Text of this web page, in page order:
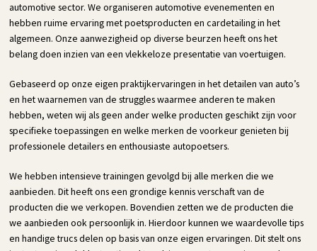
automotive sector. We organiseren automotive evenementen en
hebben ruime ervaring met poetsproducten en cardetailing in het
algemeen. Onze aanwezigheid op diverse beurzen heeft ons het
belang doen inzien van een vlekkeloze presentatie van voertuigen.
Gebaseerd op onze eigen praktijkervaringen in het detailen van auto’s
en het waarnemen van de struggles waarmee anderen te maken
hebben, weten wij als geen ander welke producten geschikt zijn voor
specifieke toepassingen en welke merken de voorkeur genieten bij
professionele detailers en enthousiaste autopoetsers.
We hebben intensieve trainingen gevolgd bij alle merken die we
aanbieden. Dit heeft ons een grondige kennis verschaft van de
producten die we verkopen. Bovendien zetten we de producten die
we aanbieden ook persoonlijk in. Hierdoor kunnen we waardevolle tips
en handige trucs delen op basis van onze eigen ervaringen. Dit stelt ons